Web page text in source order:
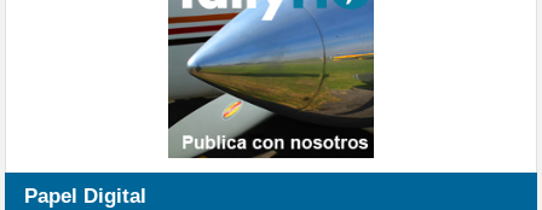
Papel Digital